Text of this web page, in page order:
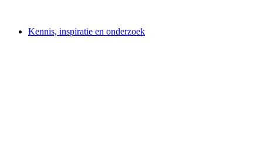
Kennis, inspiratie en onderzoek